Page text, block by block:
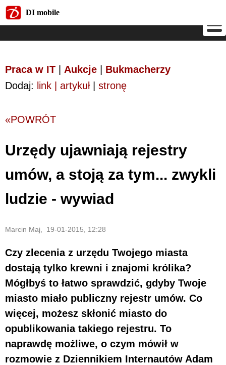
DI mobile
Praca w IT Aukcje
Bukmacherzy
Dodaj: link | artykuł| stronę
«POWRÓT
Urzędy ujawniają rejestry
umów, a stoją za tym... zwykli
ludzie - wywiad
Marcin Maj, 19-01-2015, 12:28
Czy zlecenia z urzędu Twojego miasta
dostają tylko krewni i znajomi królika?
Mógłbyś to łatwo sprawdzić, gdyby Twoje
miasto miało publiczny rejestr umów. Co
więcej, możesz skłonić miasto do
opublikowania takiego rejestru. To
naprawdę możliwe, o czym mówił w
rozmowie z Dziennikiem Internautów Adam
DI mobile